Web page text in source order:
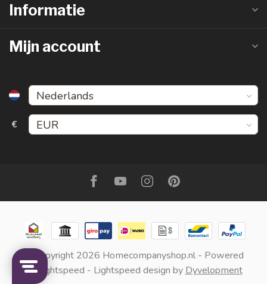
Informatie
Mijn account
€
© Copyright 2026 Homecompanyshop.nl - Powered
byLightspeed - Lightspeed design by Dyvelopment